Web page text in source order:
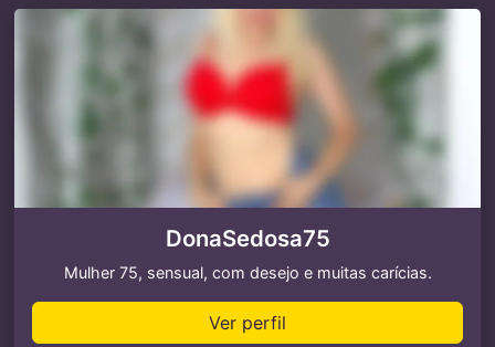
DonaSedosa75
Mulher 75, sensual, com desejo e muitas carícias.
Ver perfil